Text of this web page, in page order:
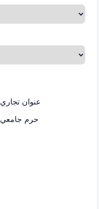
عنوان تجاري
حرم جامعي